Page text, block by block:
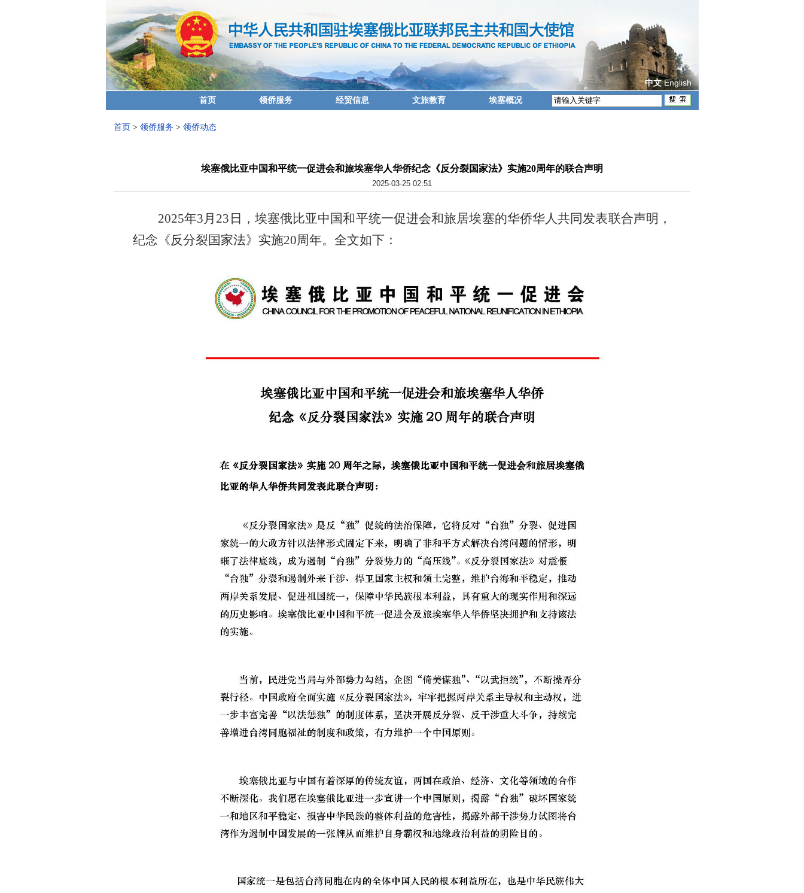
中文 English
首页 领侨服务 经贸信息 文旅教育 埃塞概况
首页 > 领侨服务 > 领侨动态
埃塞俄比亚中国和平统一促进会和旅埃塞华人华侨纪念《反分裂国家法》实施20周年的联合声明
2025-03-25 02:51
2025年3月23日，埃塞俄比亚中国和平统一促进会和旅居埃塞的华侨华人共同发表联合声明，
纪念《反分裂国家法》实施20周年。全文如下：